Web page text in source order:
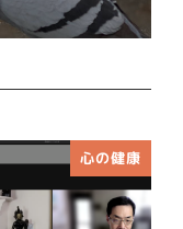
心の健康